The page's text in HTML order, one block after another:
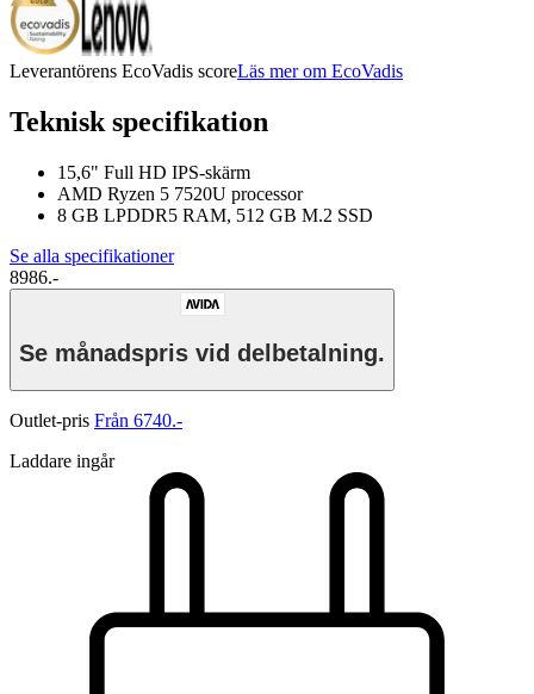
Leverantörens EcoVadis scoreLäs mer om EcoVadis
Teknisk specifikation
15,6" Full HD IPS-skärm
AMD Ryzen 5 7520U processor
8 GB LPDDR5 RAM, 512 GB M.2 SSD
Se alla specifikationer
8986.-
Se månadspris vid delbetalning.
Outlet-pris Från 6740.-
Laddare ingår